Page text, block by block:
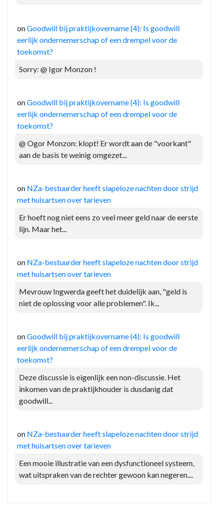
onGoodwill bij praktijkovername (4): Is goodwill
eerlijk ondernemerschap of een drempel voor de
toekomst?
Sorry: @ Igor Monzon !
onGoodwill bij praktijkovername (4): Is goodwill
eerlijk ondernemerschap of een drempel voor de
toekomst?
@ Ogor Monzon: klopt! Er wordt aan de "voorkant"
aan de basis te weinig omgezet...
on NZa-bestuurder heeft slapeloze nachten door strijd
met huisartsen over tarieven
Er hoeft nog niet eens zo veel meer geld naar de eerste
lijn. Maar het...
on NZa-bestuurder heeft slapeloze nachten door strijd
met huisartsen over tarieven
Mevrouw Ingwerda geeft het duidelijk aan, "geld is
niet de oplossing voor alle problemen". Ik...
onGoodwill bij praktijkovername (4): Is goodwill
eerlijk ondernemerschap of een drempel voor de
toekomst?
Deze discussie is eigenlijk een non-discussie. Het
inkomen van de praktijkhouder is dusdanig dat
goodwill...
on NZa-bestuurder heeft slapeloze nachten door strijd
met huisartsen over tarieven
Een mooie illustratie van een dysfunctioneel systeem,
wat uitspraken van de rechter gewoon kan negeren....